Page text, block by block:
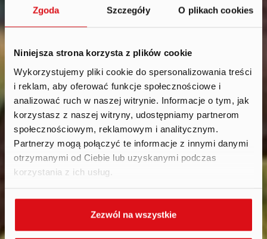
Zgoda Szczegóły O plikach cookies
Niniejsza strona korzysta z plików cookie
Wykorzystujemy pliki cookie do spersonalizowania treści
i reklam, aby oferować funkcje społecznościowe i
analizować ruch w naszej witrynie. Informacje o tym, jak
korzystasz z naszej witryny, udostępniamy partnerom
społecznościowym, reklamowym i analitycznym.
Partnerzy mogą połączyć te informacje z innymi danymi
otrzymanymi od Ciebie lub uzyskanymi podczas
korzystania z ich usług.
Zezwól na wszystkie
News.
2023